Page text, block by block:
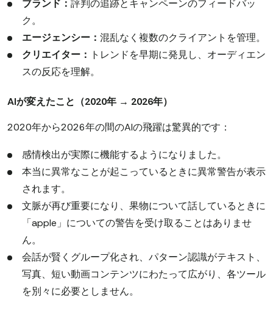
ブランド： 評判の追跡とキャンペーンのフィードバッ
ク。
エージェンシー： 混乱なく複数のクライアントを管理。
クリエイター： トレンドを早期に発見し、オーディエン
スの反応を理解。
AIが変えたこと（2020年 → 2026年）
2020年から2026年の間のAIの飛躍は驚異的です：
感情検出が実際に機能するようになりました。
本当に異常なことが起こっているときに異常警告が表示
されます。
文脈が再び重要になり、果物について話しているときに
「apple」についての警告を受け取ることはありませ
ん。
会話が賢くグループ化され、パターン認識がテキスト、
写真、短い動画コンテンツにわたって広がり、各ツール
を別々に必要としません。